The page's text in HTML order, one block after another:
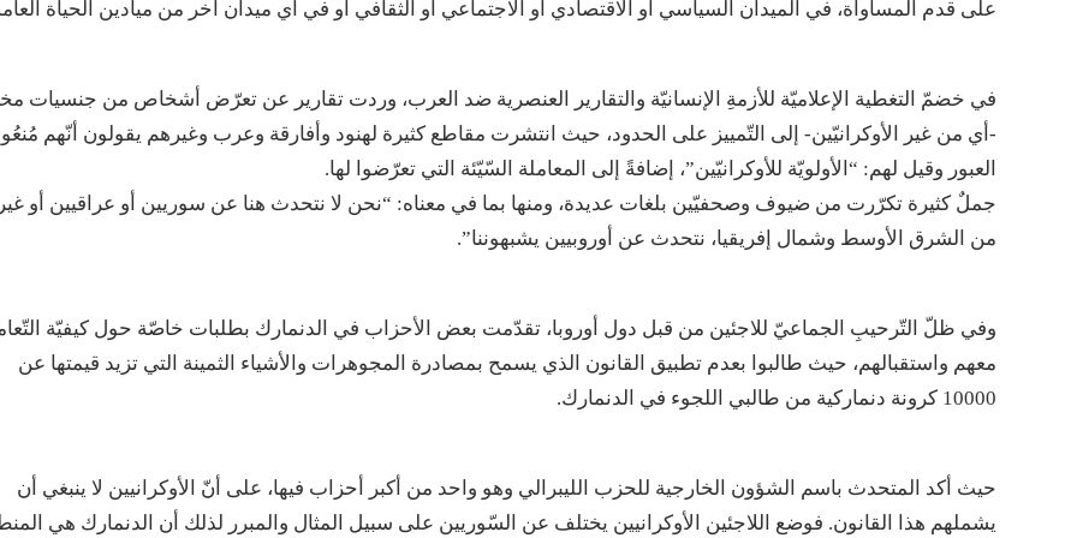
على قدم المساواة، في الميدان السياسي أو الاقتصادي أو الاجتماعي أو الثقافي أو في أي ميدان آخر من ميادين الحياة
في خضمّ التغطية الإعلاميّة للأزمةِ الإنسانيّة والتقارير العنصرية ضد العرب، وردت تقارير عن تعرّض أشخاص من جنسيات
-أي من غير الأوكرانيّين- إلى التّمييز على الحدود، حيث انتشرت مقاطع كثيرة لهنود وأفارقة وعرب وغيرهم يقولون أنّهم
العبور وقيل لهم: “الأولويّة للأوكرانيّين”، إضافةً إلى المعاملة السّيّئة التي تعرّضوا لها.
جملٌ كثيرة تكرّرت من ضيوف وصحفيّين بلغات عديدة، ومنها بما في معناه: “نحن لا نتحدث هنا عن سوريين أو عراقيين أو
من الشرق الأوسط وشمال إفريقيا، نتحدث عن أوروبيين يشبهوننا”.
وفي ظلّ التّرحيبِ الجماعيّ للاجئين من قبل دول أوروبا، تقدّمت بعض الأحزاب في الدنمارك بطلبات خاصّة حول كيفيّة
معهم واستقبالهم، حيث طالبوا بعدم تطبيق القانون الذي يسمح بمصادرة المجوهرات والأشياء الثمينة التي تزيد قيمتها عن
10000 كرونة دنماركية من طالبي اللجوء في الدنمارك.
حيث أكد المتحدث باسم الشؤون الخارجية للحزب الليبرالي وهو واحد من أكبر أحزاب فيها، على أنّ الأوكرانيين لا ينبغي أن
يشملهم هذا القانون. فوضع اللاجئين الأوكرانيين يختلف عن السّوريين على سبيل المثال والمبرر لذلك أن الدنمارك هي